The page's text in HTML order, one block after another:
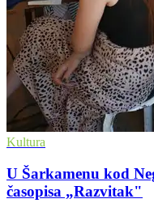
Kultura
U Šarkamenu kod
časopisa „Razvitak"